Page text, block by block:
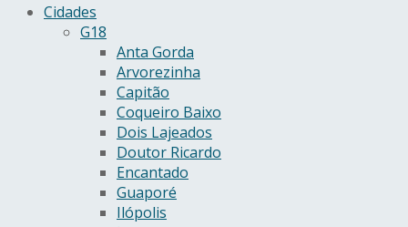
Cidades
G18
Anta Gorda
Arvorezinha
Capitão
Coqueiro Baixo
Dois Lajeados
Doutor Ricardo
Encantado
Guaporé
Ilópolis